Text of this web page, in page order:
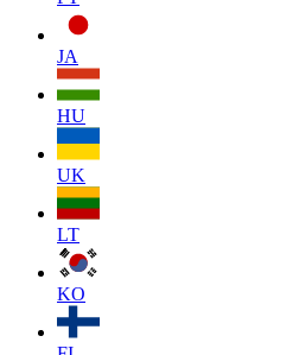
JA
HU
UK
LT
KO